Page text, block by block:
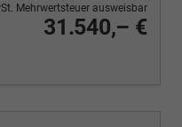
31.540,– €
Mehrwertsteuer ausweisbar